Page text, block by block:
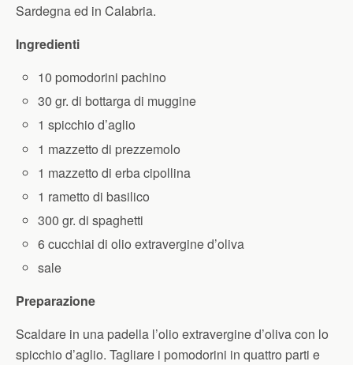
Sardegna ed in Calabria.
Ingredienti
10 pomodorini pachino
30 gr. di bottarga di muggine
1 spicchio d’aglio
1 mazzetto di prezzemolo
1 mazzetto di erba cipollina
1 rametto di basilico
300 gr. di spaghetti
6 cucchiai di olio extravergine d’oliva
sale
Preparazione
Scaldare in una padella l’olio extravergine d’oliva con lo
spicchio d’aglio. Tagliare i pomodorini in quattro parti e